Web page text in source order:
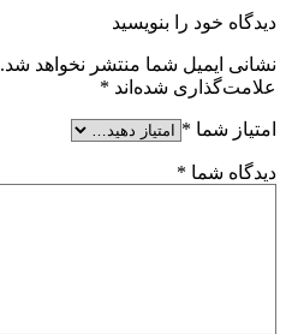
دیدگاه خود را بنویسید
نشانی ایمیل شما منتشر نخواهد شد.
علامت‌گذاری شده‌اند *
امتیاز شما *
دیدگاه شما *